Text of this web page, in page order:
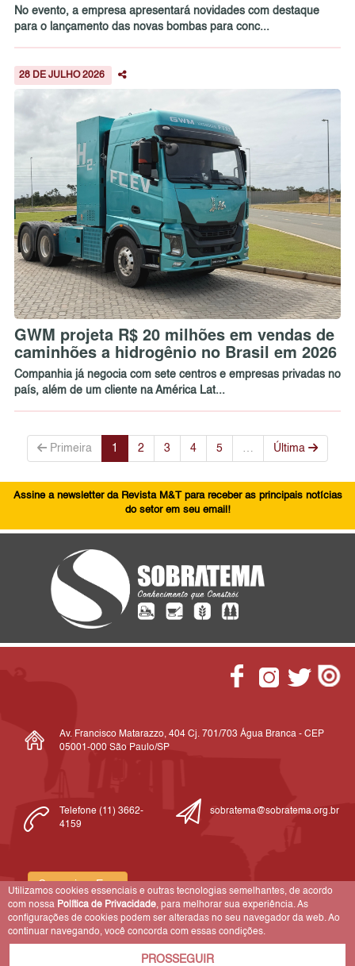
No evento, a empresa apresentará novidades com destaque
para o lançamento das novas bombas para conc...
28 DE JULHO 2026
GWM projeta R$ 20 milhões em vendas de
caminhões a hidrogênio no Brasil em 2026
Companhia já negocia com sete centros e empresas privadas no
país, além de um cliente na América Lat...
Primeira 1 2 3 4 5 Última
Assine a newsletter da Revista M&T para receber as principais notícias
do setor em seu email!
Av. Francisco Matarazzo, 404 Cj. 701/703 Água Branca - CEP
05001-000 São Paulo/SP
Telefone (11) 3662-
4159
sobratema@sobratema.org.br
Comunicar Erro
que citada a fonte.Política de privacidade
Utilizamos cookies essenciais e outras tecnologias semelhantes, de acordo
com nossa Política de Privacidade, para melhorar sua experiência. As
configurações de cookies podem ser alteradas no seu navegador da web. Ao
continuar navegando, você concorda com essas condições.
PROSSEGUIR